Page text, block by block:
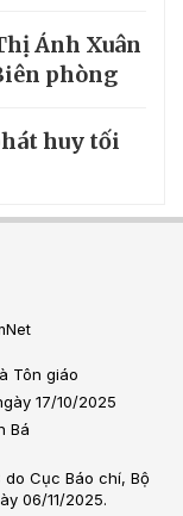
Ánh Xuân
phòng
huy tối
Tôn giáo
17/10/2025
Bá
do Cục Báo chí, Bộ
06/11/2025.